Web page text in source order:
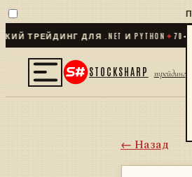
ДЛЯ .NET И PYTHON ✦70+
STOCKSHARP трейдинг
← Назад